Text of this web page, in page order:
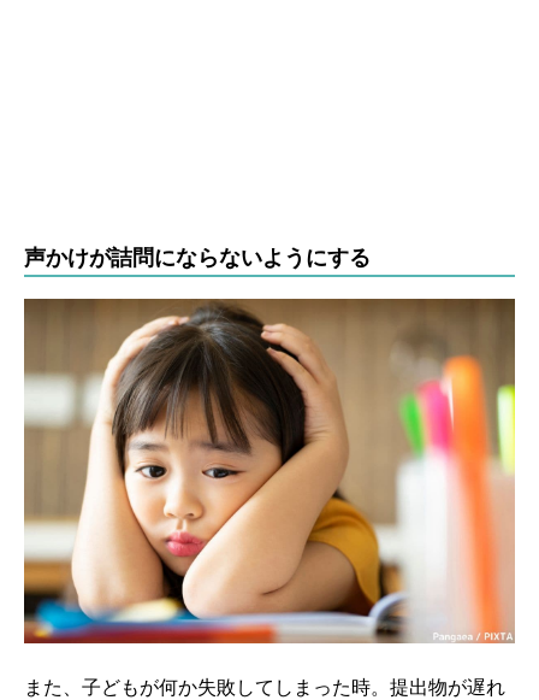
声かけが詰問にならないようにする
また、子どもが何か失敗してしまった時。提出物が遅れ